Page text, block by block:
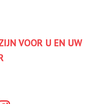
VOOR U EN UW